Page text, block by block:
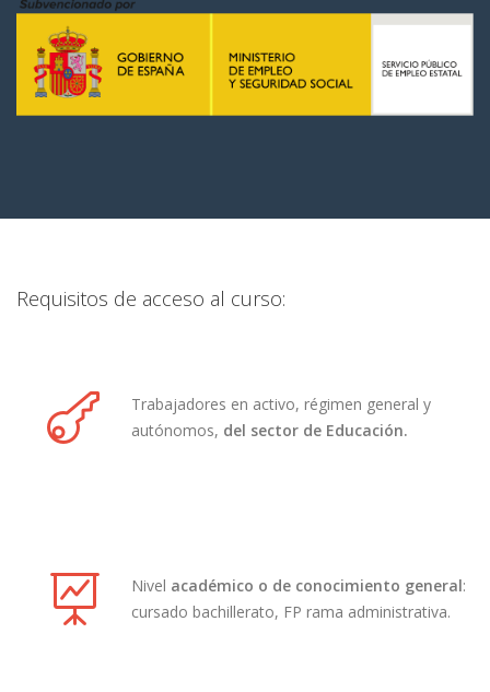
Requisitos de acceso al curso:
Trabajadores en activo, régimen general y
autónomos, del sector de Educación.
Nivel académico o de conocimiento general:
cursado bachillerato, FP rama administrativa.